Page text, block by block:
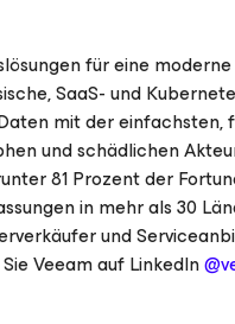
für eine moderne
SaaS- und
mit der einfachsten,
und schädlichen
81 Prozent der
in mehr als 30
und
Veeam auf LinkedIn